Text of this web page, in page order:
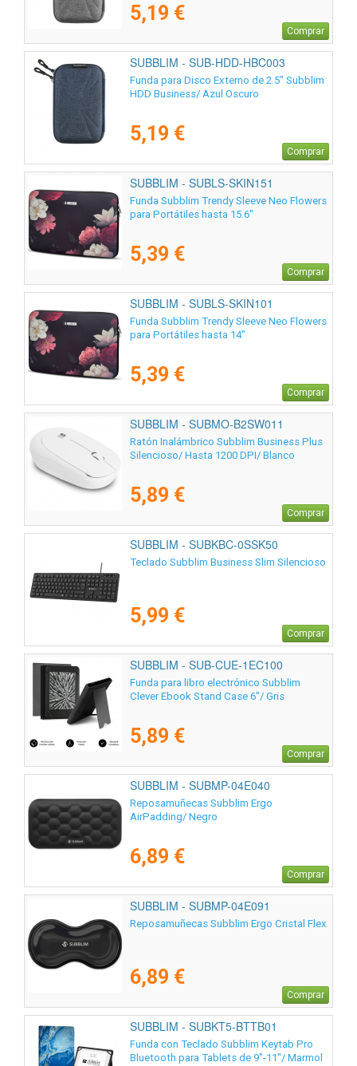
5,19 €
Comprar
SUBBLIM - SUB-HDD-HBC003
Funda para Disco Externo de 2.5" Subblim
HDD Business/ Azul Oscuro
5,19 €
Comprar
SUBBLIM - SUBLS-SKIN151
Funda Subblim Trendy Sleeve Neo Flowers
para Portátiles hasta 15.6"
5,39 €
Comprar
SUBBLIM - SUBLS-SKIN101
Funda Subblim Trendy Sleeve Neo Flowers
para Portátiles hasta 14"
5,39 €
Comprar
SUBBLIM - SUBMO-B2SW011
Ratón Inalámbrico Subblim Business Plus
Silencioso/ Hasta 1200 DPI/ Blanco
5,89 €
Comprar
SUBBLIM - SUBKBC-0SSK50
Teclado Subblim Business Slim Silencioso
5,99 €
Comprar
SUBBLIM - SUB-CUE-1EC100
Funda para libro electrónico Subblim
Clever Ebook Stand Case 6"/ Gris
5,89 €
Comprar
SUBBLIM - SUBMP-04E040
Reposamuñecas Subblim Ergo
AirPadding/ Negro
6,89 €
Comprar
SUBBLIM - SUBMP-04E091
Reposamuñecas Subblim Ergo Cristal Flex
6,89 €
Comprar
SUBBLIM - SUBKT5-BTTB01
Funda con Teclado Subblim Keytab Pro
Bluetooth para Tablets de 9"-11"/ Marmol